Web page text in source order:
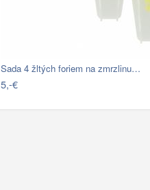
Sada 4 žltých foriem na zmrzlinu…
5,-€